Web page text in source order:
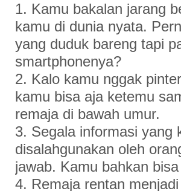
1. Kamu bakalan jarang
kamu di dunia nyata.
yang duduk bareng tapi
smartphonenya?
2. Kalo kamu nggak
kamu bisa aja ketemu
remaja di bawah umur.
3. Segala informasi yang
disalahgunakan oleh
jawab. Kamu bahkan
4. Remaja rentan